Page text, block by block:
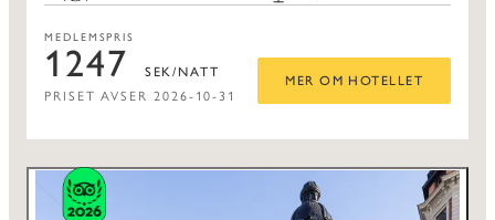
MEDLEMSPRIS
1247 SEK/NATT
PRISET AVSER 2026-10-31
MER OM HOTELLET